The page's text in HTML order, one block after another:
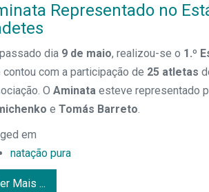
Representado no
dia 9 de maio, realizou-se o 1.º
contou com a participação de 25 atletas
O Aminata esteve representado
e Tomás Barreto.
em
natação pura
Mais ...